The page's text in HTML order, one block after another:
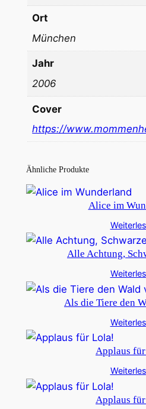
Ort
München
Jahr
2006
Cover
https://
Ähnliche Produkte
Alice im
Alle Achtung,
Als die Tiere den
Applaus
Applaus